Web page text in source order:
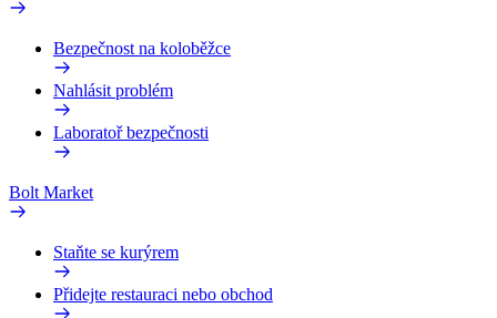
Bezpečnost na koloběžce
Nahlásit problém
Laboratoř bezpečnosti
Bolt Market
Staňte se kurýrem
Přidejte restauraci nebo obchod